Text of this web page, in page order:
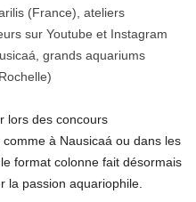
(France), ateliers
sur Youtube et Instagram
grands aquariums
lors des concours
à Nausicaá ou dans les
format colonne fait désormais
la passion aquariophile.